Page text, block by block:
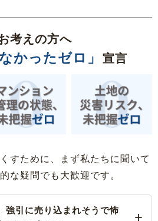
考えの方へ
かったゼロ」 宣言
すために、まず私たちに聞いて
な疑問でも大歓迎です。
強引に売り込まれそうで怖